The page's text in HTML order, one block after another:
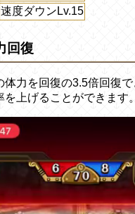
速度ダウンLv.15
回復
体力を回復の3.5倍回復
上げることができます。